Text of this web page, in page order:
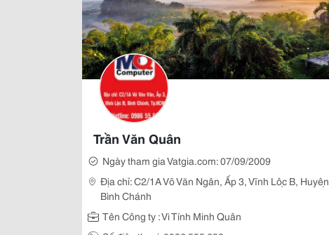
Trần Văn Quân
Ngày tham gia Vatgia.com: 07/09/2009
Địa chỉ: C2/1A Võ Văn Ngân, Ấp 3, Vĩnh Lộc B, Huyện
Bình Chánh
Tên Công ty : Vi Tính Minh Quân